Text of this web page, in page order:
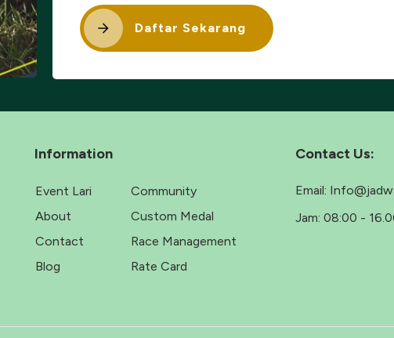
Daftar Sekarang
Information
Event Lari
About
Contact
Blog
Community
Custom Medal
Race Management
Rate Card
Contact Us:
Email:
Jam:08:00 -